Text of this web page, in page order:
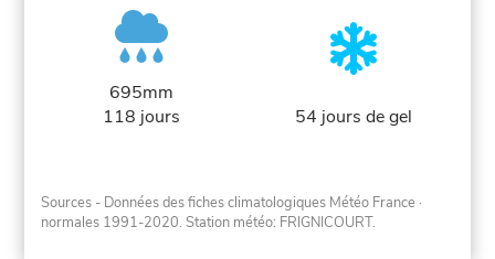
695mm
118 jours
54 jours de gel
Sources - Données des fiches climatologiques Météo France ·
normales 1991-2020. Station météo: FRIGNICOURT.